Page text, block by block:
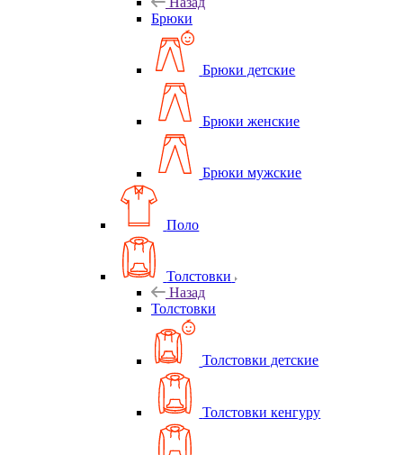
Брюки
Брюки детские
Брюки женские
Брюки мужские
Поло
Толстовки
Назад
Толстовки
Толстовки детские
Толстовки кенгуру